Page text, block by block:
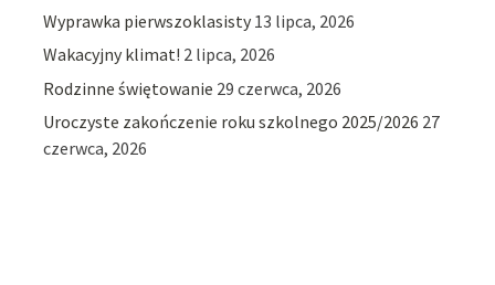
Wyprawka pierwszoklasisty 13 lipca, 2026
Wakacyjny klimat! 2 lipca, 2026
Rodzinne świętowanie 29 czerwca, 2026
Uroczyste zakończenie roku szkolnego 2025/2026 27
czerwca, 2026